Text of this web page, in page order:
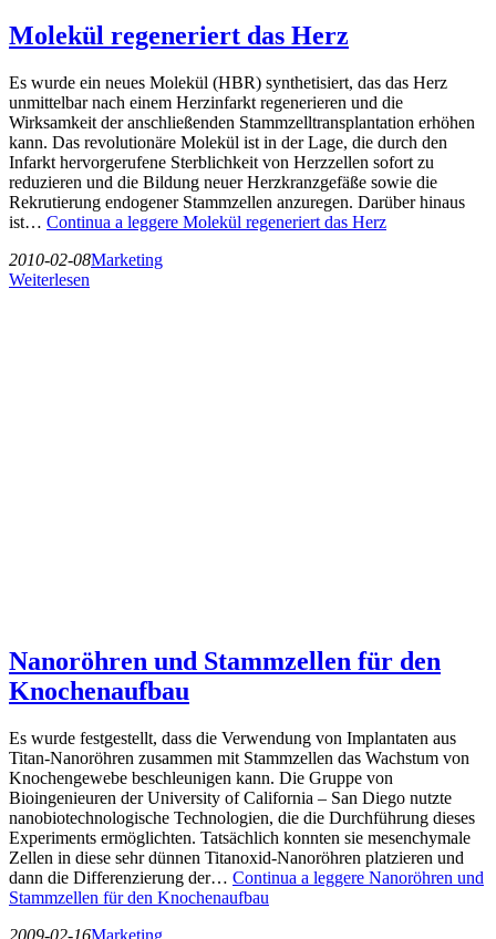
Molekül regeneriert das Herz
Es wurde ein neues Molekül (HBR) synthetisiert, das das Herz
unmittelbar nach einem Herzinfarkt regenerieren und die
Wirksamkeit der anschließenden Stammzelltransplantation erhöhen
kann. Das revolutionäre Molekül ist in der Lage, die durch den
Infarkt hervorgerufene Sterblichkeit von Herzzellen sofort zu
reduzieren und die Bildung neuer Herzkranzgefäße sowie die
Rekrutierung endogener Stammzellen anzuregen. Darüber hinaus
ist… Continua a leggere Molekül regeneriert das Herz
2010-02-08Marketing
Weiterlesen
Nanoröhren und Stammzellen für den
Knochenaufbau
Es wurde festgestellt, dass die Verwendung von Implantaten aus
Titan-Nanoröhren zusammen mit Stammzellen das Wachstum von
Knochengewebe beschleunigen kann. Die Gruppe von
Bioingenieuren der University of California – San Diego nutzte
nanobiotechnologische Technologien, die die Durchführung dieses
Experiments ermöglichten. Tatsächlich konnten sie mesenchymale
Zellen in diese sehr dünnen Titanoxid-Nanoröhren platzieren und
dann die Differenzierung der… Continua a leggere Nanoröhren und
Stammzellen für den Knochenaufbau
2009-02-16Marketing